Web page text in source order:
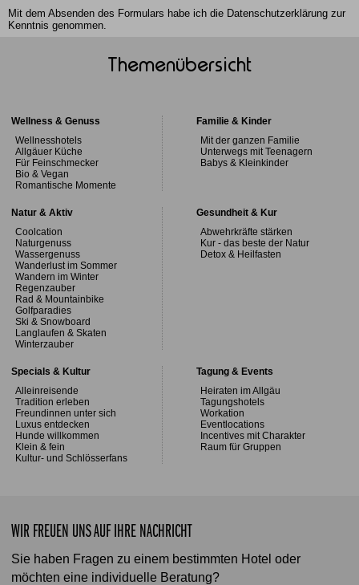
Mit dem Absenden des Formulars habe ich die Datenschutzerklärung zur
Kenntnis genommen.
Themenübersicht
Wellness & Genuss
Wellnesshotels
Allgäuer Küche
Für Feinschmecker
Bio & Vegan
Romantische Momente
Familie & Kinder
Mit der ganzen Familie
Unterwegs mit Teenagern
Babys & Kleinkinder
Natur & Aktiv
Coolcation
Naturgenuss
Wassergenuss
Wanderlust im Sommer
Wandern im Winter
Regenzauber
Rad & Mountainbike
Golfparadies
Ski & Snowboard
Langlaufen & Skaten
Winterzauber
Gesundheit & Kur
Abwehrkräfte stärken
Kur - das beste der Natur
Detox & Heilfasten
Specials & Kultur
Alleinreisende
Tradition erleben
Freundinnen unter sich
Luxus entdecken
Hunde willkommen
Klein & fein
Kultur- und Schlösserfans
Tagung & Events
Heiraten im Allgäu
Tagungshotels
Workation
Eventlocations
Incentives mit Charakter
Raum für Gruppen
WIR FREUEN UNS AUF IHRE NACHRICHT
Sie haben Fragen zu einem bestimmten Hotel oder
möchten eine individuelle Beratung?